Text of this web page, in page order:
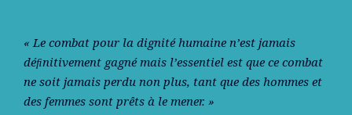
« Le combat pour la dignité humaine n’est jamais
déﬁnitivement gagné mais l’essentiel est que ce combat
ne soit jamais perdu non plus, tant que des hommes et
des femmes sont prêts à le mener. »